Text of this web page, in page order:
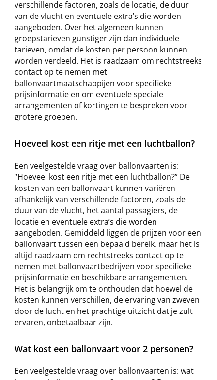
verschillende factoren, zoals de locatie, de duur
van de vlucht en eventuele extra’s die worden
aangeboden. Over het algemeen kunnen
groepstarieven gunstiger zijn dan individuele
tarieven, omdat de kosten per persoon kunnen
worden verdeeld. Het is raadzaam om rechtstreeks
contact op te nemen met
ballonvaartmaatschappijen voor specifieke
prijsinformatie en om eventuele speciale
arrangementen of kortingen te bespreken voor
grotere groepen.
Hoeveel kost een ritje met een luchtballon?
Een veelgestelde vraag over ballonvaarten is:
“Hoeveel kost een ritje met een luchtballon?” De
kosten van een ballonvaart kunnen variëren
afhankelijk van verschillende factoren, zoals de
duur van de vlucht, het aantal passagiers, de
locatie en eventuele extra’s die worden
aangeboden. Gemiddeld liggen de prijzen voor een
ballonvaart tussen een bepaald bereik, maar het is
altijd raadzaam om rechtstreeks contact op te
nemen met ballonvaartbedrijven voor specifieke
prijsinformatie en beschikbare arrangementen.
Het is belangrijk om te onthouden dat hoewel de
kosten kunnen verschillen, de ervaring van zweven
door de lucht en het prachtige uitzicht dat je zult
ervaren, onbetaalbaar zijn.
Wat kost een ballonvaart voor 2 personen?
Een veelgestelde vraag over ballonvaarten is: wat